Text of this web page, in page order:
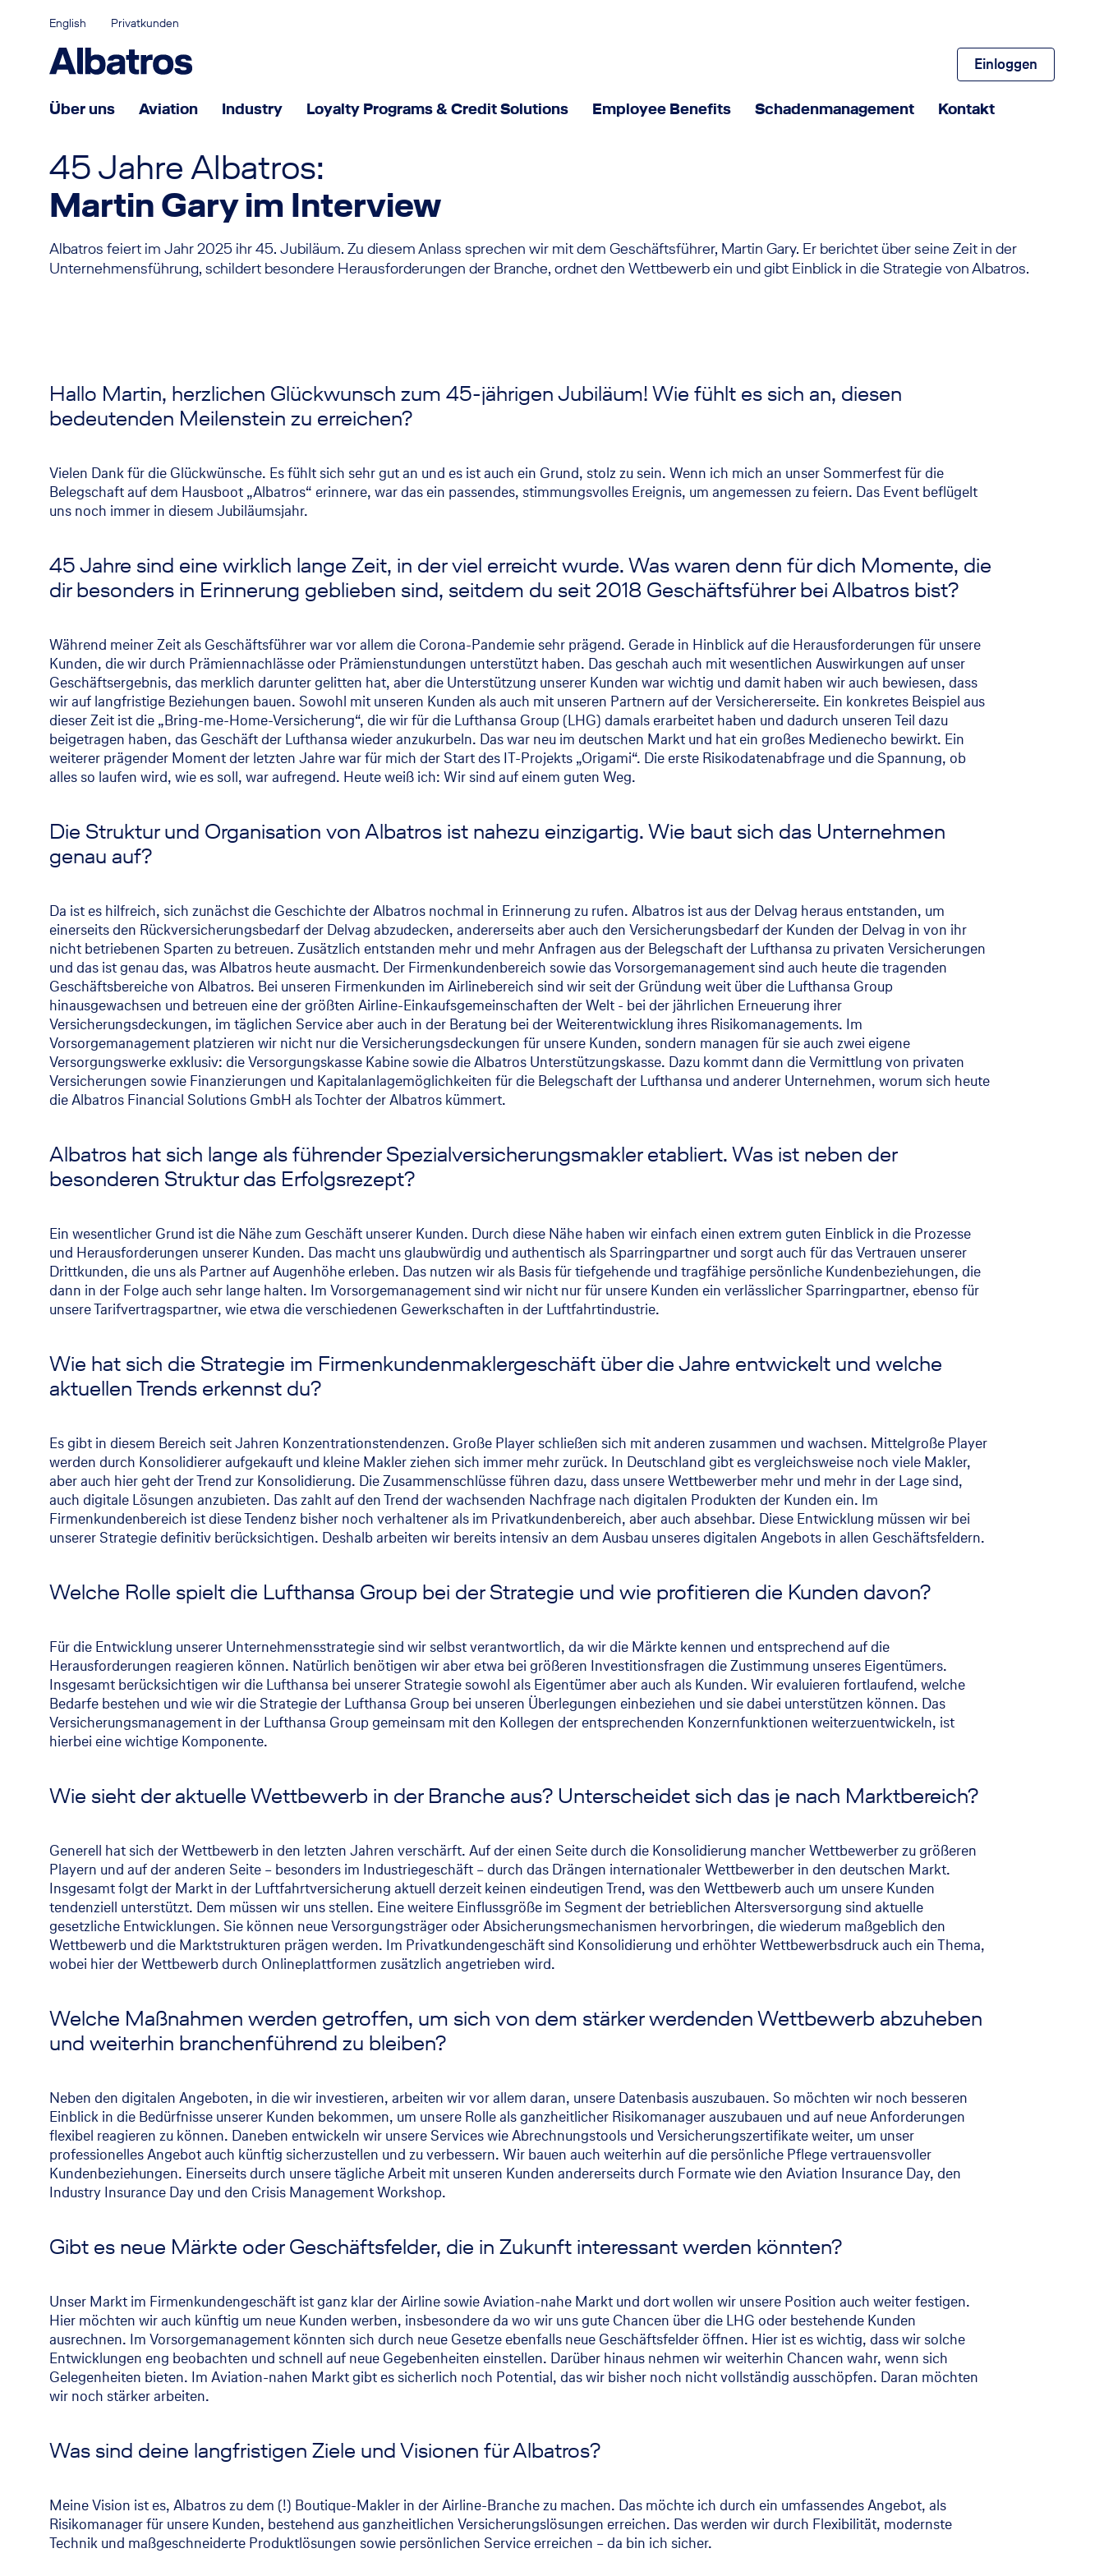
English Privatkunden
Einloggen
Über uns Aviation Industry Loyalty Programs & Credit Solutions Employee Benefits Schadenmanagement Kontakt
Partnerschaft für Erfolg
Was uns ausmacht
Einstieg bei Albatros
Nachhaltige Unternehmensführung
Newsroom
Neuigkeiten und Aktuelles
45 Jahre Albatros:
Martin Gary im Interview
Albatros feiert im Jahr 2025 ihr 45. Jubiläum. Zu diesem Anlass sprechen wir mit dem Geschäftsführer, Martin Gary. Er berichtet über seine Zeit in der
Unternehmensführung, schildert besondere Herausforderungen der Branche, ordnet den Wettbewerb ein und gibt Einblick in die Strategie von Albatros.
Hallo Martin, herzlichen Glückwunsch zum 45-jährigen Jubiläum! Wie fühlt es sich an, diesen
bedeutenden Meilenstein zu erreichen?
Vielen Dank für die Glückwünsche. Es fühlt sich sehr gut an und es ist auch ein Grund, stolz zu sein. Wenn ich mich an unser Sommerfest für die
Belegschaft auf dem Hausboot „Albatros“ erinnere, war das ein passendes, stimmungsvolles Ereignis, um angemessen zu feiern. Das Event beflügelt
uns noch immer in diesem Jubiläumsjahr.
45 Jahre sind eine wirklich lange Zeit, in der viel erreicht wurde. Was waren denn für dich Momente, die
dir besonders in Erinnerung geblieben sind, seitdem du seit 2018 Geschäftsführer bei Albatros bist?
Während meiner Zeit als Geschäftsführer war vor allem die Corona-Pandemie sehr prägend. Gerade in Hinblick auf die Herausforderungen für unsere
Kunden, die wir durch Prämiennachlässe oder Prämienstundungen unterstützt haben. Das geschah auch mit wesentlichen Auswirkungen auf unser
Geschäftsergebnis, das merklich darunter gelitten hat, aber die Unterstützung unserer Kunden war wichtig und damit haben wir auch bewiesen, dass
wir auf langfristige Beziehungen bauen. Sowohl mit unseren Kunden als auch mit unseren Partnern auf der Versichererseite. Ein konkretes Beispiel aus
dieser Zeit ist die „Bring-me-Home-Versicherung“, die wir für die Lufthansa Group (LHG) damals erarbeitet haben und dadurch unseren Teil dazu
beigetragen haben, das Geschäft der Lufthansa wieder anzukurbeln. Das war neu im deutschen Markt und hat ein großes Medienecho bewirkt. Ein
weiterer prägender Moment der letzten Jahre war für mich der Start des IT-Projekts „Origami“. Die erste Risikodatenabfrage und die Spannung, ob
alles so laufen wird, wie es soll, war aufregend. Heute weiß ich: Wir sind auf einem guten Weg.
Die Struktur und Organisation von Albatros ist nahezu einzigartig. Wie baut sich das Unternehmen
genau auf?
Da ist es hilfreich, sich zunächst die Geschichte der Albatros nochmal in Erinnerung zu rufen. Albatros ist aus der Delvag heraus entstanden, um
einerseits den Rückversicherungsbedarf der Delvag abzudecken, andererseits aber auch den Versicherungsbedarf der Kunden der Delvag in von ihr
nicht betriebenen Sparten zu betreuen. Zusätzlich entstanden mehr und mehr Anfragen aus der Belegschaft der Lufthansa zu privaten Versicherungen
und das ist genau das, was Albatros heute ausmacht. Der Firmenkundenbereich sowie das Vorsorgemanagement sind auch heute die tragenden
Geschäftsbereiche von Albatros. Bei unseren Firmenkunden im Airlinebereich sind wir seit der Gründung weit über die Lufthansa Group
hinausgewachsen und betreuen eine der größten Airline-Einkaufsgemeinschaften der Welt - bei der jährlichen Erneuerung ihrer
Versicherungsdeckungen, im täglichen Service aber auch in der Beratung bei der Weiterentwicklung ihres Risikomanagements. Im
Vorsorgemanagement platzieren wir nicht nur die Versicherungsdeckungen für unsere Kunden, sondern managen für sie auch zwei eigene
Versorgungswerke exklusiv: die Versorgungskasse Kabine sowie die Albatros Unterstützungskasse. Dazu kommt dann die Vermittlung von privaten
Versicherungen sowie Finanzierungen und Kapitalanlagemöglichkeiten für die Belegschaft der Lufthansa und anderer Unternehmen, worum sich heute
die Albatros Financial Solutions GmbH als Tochter der Albatros kümmert.
Albatros hat sich lange als führender Spezialversicherungsmakler etabliert. Was ist neben der
besonderen Struktur das Erfolgsrezept?
Ein wesentlicher Grund ist die Nähe zum Geschäft unserer Kunden. Durch diese Nähe haben wir einfach einen extrem guten Einblick in die Prozesse
und Herausforderungen unserer Kunden. Das macht uns glaubwürdig und authentisch als Sparringpartner und sorgt auch für das Vertrauen unserer
Drittkunden, die uns als Partner auf Augenhöhe erleben. Das nutzen wir als Basis für tiefgehende und tragfähige persönliche Kundenbeziehungen, die
dann in der Folge auch sehr lange halten. Im Vorsorgemanagement sind wir nicht nur für unsere Kunden ein verlässlicher Sparringpartner, ebenso für
unsere Tarifvertragspartner, wie etwa die verschiedenen Gewerkschaften in der Luftfahrtindustrie.
Wie hat sich die Strategie im Firmenkundenmaklergeschäft über die Jahre entwickelt und welche
aktuellen Trends erkennst du?
Es gibt in diesem Bereich seit Jahren Konzentrationstendenzen. Große Player schließen sich mit anderen zusammen und wachsen. Mittelgroße Player
werden durch Konsolidierer aufgekauft und kleine Makler ziehen sich immer mehr zurück. In Deutschland gibt es vergleichsweise noch viele Makler,
aber auch hier geht der Trend zur Konsolidierung. Die Zusammenschlüsse führen dazu, dass unsere Wettbewerber mehr und mehr in der Lage sind,
auch digitale Lösungen anzubieten. Das zahlt auf den Trend der wachsenden Nachfrage nach digitalen Produkten der Kunden ein. Im
Firmenkundenbereich ist diese Tendenz bisher noch verhaltener als im Privatkundenbereich, aber auch absehbar. Diese Entwicklung müssen wir bei
unserer Strategie definitiv berücksichtigen. Deshalb arbeiten wir bereits intensiv an dem Ausbau unseres digitalen Angebots in allen Geschäftsfeldern.
Welche Rolle spielt die Lufthansa Group bei der Strategie und wie profitieren die Kunden davon?
Für die Entwicklung unserer Unternehmensstrategie sind wir selbst verantwortlich, da wir die Märkte kennen und entsprechend auf die
Herausforderungen reagieren können. Natürlich benötigen wir aber etwa bei größeren Investitionsfragen die Zustimmung unseres Eigentümers.
Insgesamt berücksichtigen wir die Lufthansa bei unserer Strategie sowohl als Eigentümer aber auch als Kunden. Wir evaluieren fortlaufend, welche
Bedarfe bestehen und wie wir die Strategie der Lufthansa Group bei unseren Überlegungen einbeziehen und sie dabei unterstützen können. Das
Versicherungsmanagement in der Lufthansa Group gemeinsam mit den Kollegen der entsprechenden Konzernfunktionen weiterzuentwickeln, ist
hierbei eine wichtige Komponente.
Wie sieht der aktuelle Wettbewerb in der Branche aus? Unterscheidet sich das je nach Marktbereich?
Generell hat sich der Wettbewerb in den letzten Jahren verschärft. Auf der einen Seite durch die Konsolidierung mancher Wettbewerber zu größeren
Playern und auf der anderen Seite – besonders im Industriegeschäft – durch das Drängen internationaler Wettbewerber in den deutschen Markt.
Insgesamt folgt der Markt in der Luftfahrtversicherung aktuell derzeit keinen eindeutigen Trend, was den Wettbewerb auch um unsere Kunden
tendenziell unterstützt. Dem müssen wir uns stellen. Eine weitere Einflussgröße im Segment der betrieblichen Altersversorgung sind aktuelle
gesetzliche Entwicklungen. Sie können neue Versorgungsträger oder Absicherungsmechanismen hervorbringen, die wiederum maßgeblich den
Wettbewerb und die Marktstrukturen prägen werden. Im Privatkundengeschäft sind Konsolidierung und erhöhter Wettbewerbsdruck auch ein Thema,
wobei hier der Wettbewerb durch Onlineplattformen zusätzlich angetrieben wird.
Welche Maßnahmen werden getroffen, um sich von dem stärker werdenden Wettbewerb abzuheben
und weiterhin branchenführend zu bleiben?
Neben den digitalen Angeboten, in die wir investieren, arbeiten wir vor allem daran, unsere Datenbasis auszubauen. So möchten wir noch besseren
Einblick in die Bedürfnisse unserer Kunden bekommen, um unsere Rolle als ganzheitlicher Risikomanager auszubauen und auf neue Anforderungen
flexibel reagieren zu können. Daneben entwickeln wir unsere Services wie Abrechnungstools und Versicherungszertifikate weiter, um unser
professionelles Angebot auch künftig sicherzustellen und zu verbessern. Wir bauen auch weiterhin auf die persönliche Pflege vertrauensvoller
Kundenbeziehungen. Einerseits durch unsere tägliche Arbeit mit unseren Kunden andererseits durch Formate wie den Aviation Insurance Day, den
Industry Insurance Day und den Crisis Management Workshop.
Gibt es neue Märkte oder Geschäftsfelder, die in Zukunft interessant werden könnten?
Unser Markt im Firmenkundengeschäft ist ganz klar der Airline sowie Aviation-nahe Markt und dort wollen wir unsere Position auch weiter festigen.
Hier möchten wir auch künftig um neue Kunden werben, insbesondere da wo wir uns gute Chancen über die LHG oder bestehende Kunden
ausrechnen. Im Vorsorgemanagement könnten sich durch neue Gesetze ebenfalls neue Geschäftsfelder öffnen. Hier ist es wichtig, dass wir solche
Entwicklungen eng beobachten und schnell auf neue Gegebenheiten einstellen. Darüber hinaus nehmen wir weiterhin Chancen wahr, wenn sich
Gelegenheiten bieten. Im Aviation-nahen Markt gibt es sicherlich noch Potential, das wir bisher noch nicht vollständig ausschöpfen. Daran möchten
wir noch stärker arbeiten.
Was sind deine langfristigen Ziele und Visionen für Albatros?
Meine Vision ist es, Albatros zu dem (!) Boutique-Makler in der Airline-Branche zu machen. Das möchte ich durch ein umfassendes Angebot, als
Risikomanager für unsere Kunden, bestehend aus ganzheitlichen Versicherungslösungen erreichen. Das werden wir durch Flexibilität, modernste
Technik und maßgeschneiderte Produktlösungen sowie persönlichen Service erreichen – da bin ich sicher.